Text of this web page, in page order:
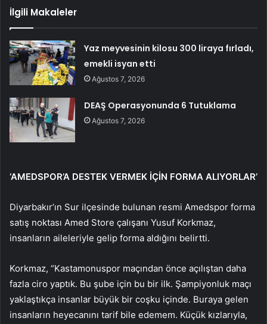
İlgili Makaleler
Yaz meyvesinin kilosu 300 liraya fırladı,
emekli isyan etti
Ağustos 7, 2026
DEAŞ Operasyonunda 6 Tutuklama
Ağustos 7, 2026
‘AMEDSPOR’A DESTEK VERMEK İÇİN FORMA ALIYORLAR’
Diyarbakır’ın Sur ilçesinde bulunan resmi Amedspor forma
satış noktası Amed Store çalışanı Yusuf Korkmaz,
insanların aileleriyle gelip forma aldığını belirtti.
Korkmaz, “Kastamonuspor maçından önce açılıştan daha
fazla ciro yaptık. Bu şube için bu bir ilk. Şampiyonluk maçı
yaklaştıkça insanlar büyük bir coşku içinde. Buraya gelen
insanların heyecanını tarif bile edemem. Küçük kızlarıyla,